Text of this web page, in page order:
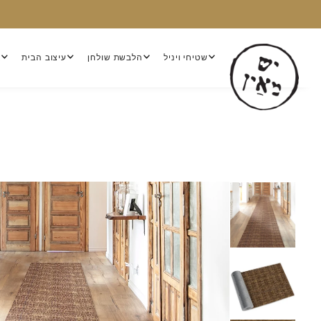
שטיחי ויניל הלבשת שולחן עיצוב הבית